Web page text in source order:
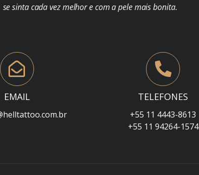
se sinta cada vez melhor e com a pele mais bonita.
EMAIL TELEFONES
+55 11 4443-8613
+55 11 94264-1574